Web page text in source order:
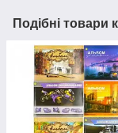
Подібні товари